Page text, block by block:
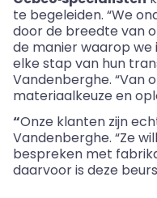
te begeleiden. “We
door de breedte van
de manier waarop
elke stap van hun
Vandenberghe. “Van
materiaalkeuze en
“Onze klanten zijn
Vandenberghe. “Ze
bespreken met
daarvoor is deze